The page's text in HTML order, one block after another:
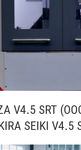
V4.5 SRT
SEIKI V4.5